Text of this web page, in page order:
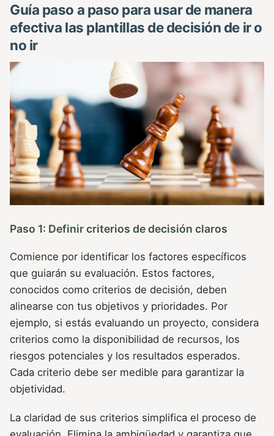
Guía paso a paso para usar de manera
efectiva las plantillas de decisión de ir o
no ir
Paso 1: Definir criterios de decisión claros
Comience por identificar los factores específicos
que guiarán su evaluación. Estos factores,
conocidos como criterios de decisión, deben
alinearse con tus objetivos y prioridades. Por
ejemplo, si estás evaluando un proyecto, considera
criterios como la disponibilidad de recursos, los
riesgos potenciales y los resultados esperados.
Cada criterio debe ser medible para garantizar la
objetividad.
La claridad de sus criterios simplifica el proceso de